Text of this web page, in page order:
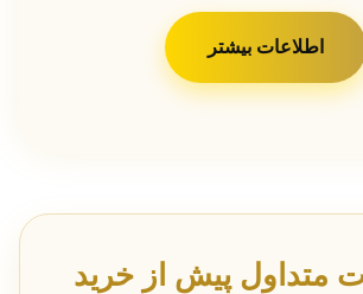
اطلاعات بیشتر
متداول پیش از خرید